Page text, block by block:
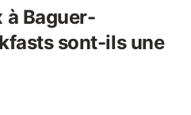
à Baguer-
sont-ils une